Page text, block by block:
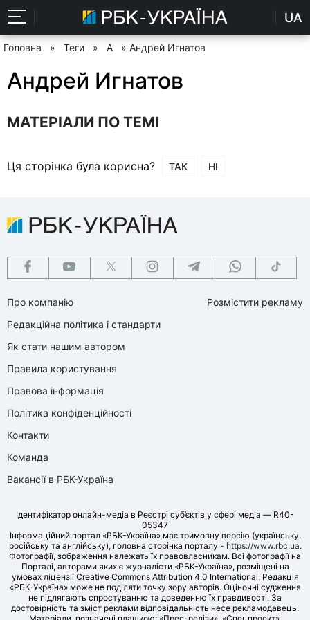
UA
Головна » Теги » А » Андрей Игнатов
Андрей Игнатов
МАТЕРІАЛИ ПО ТЕМІ
Ця сторінка була корисна? ТАК НІ
Про компанію
Редакційна політика і стандарти
Як стати нашим автором
Правила користування
Правова інформація
Політика конфіденційності
Контакти
Команда
Вакансії в РБК-Україна
Розмістити рекламу
Ідентифікатор онлайн-медіа в Реєстрі суб’єктів у сфері медіа — R40-
05347
Інформаційний портал «РБК-Україна» має тримовну версію (українську,
російську та англійську), головна сторінка порталу - https://www.rbc.ua.
Фотографії, зображення належать їх правовласникам. Всі фотографії на
Порталі, авторами яких є журналісти «РБК-Україна», розміщені на
умовах ліцензії Creative Commons Attribution 4.0 International. Редакція
«РБК-Україна» може не поділяти точку зору авторів. Оціночні судження
не підлягають спростуванню та доведенню їх правдивості. За
достовірність та зміст реклами відповідальність несе рекламодавець.